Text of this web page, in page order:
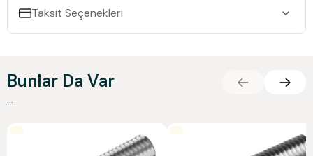
Taksit Seçenekleri
Bunlar Da Var
...